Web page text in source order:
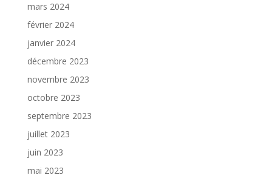
mars 2024
février 2024
janvier 2024
décembre 2023
novembre 2023
octobre 2023
septembre 2023
juillet 2023
juin 2023
mai 2023